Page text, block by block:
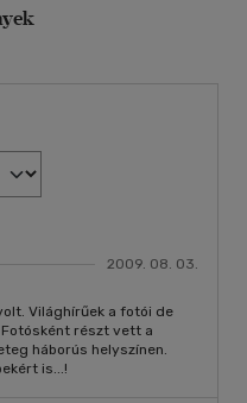
2009. 08. 03.
Világhírűek a fotói de
részt vett a
háborús helyszínen.
is...!